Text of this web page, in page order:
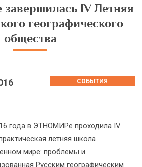
IV Летняя
географического
общества
СОБЫТИЯ
года в ЭТНОМИРе проходила IV
летняя школа
мире: проблемы и
Русским географическим